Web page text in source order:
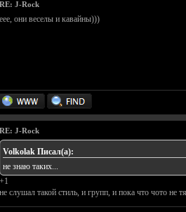
RE: J-Rock
еее, они веселы и кавайны)))
RE: J-Rock
Volkolak Писал(а):
не знаю таких...
+1
не слушал такой стиль, и групп, и пока что чото